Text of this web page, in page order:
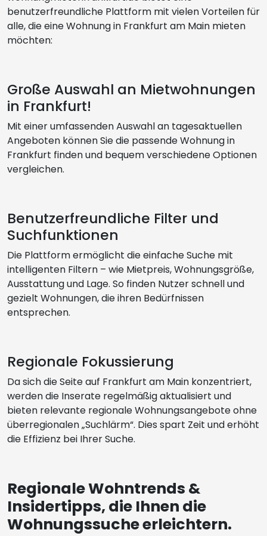
benutzerfreundliche Plattform mit vielen Vorteilen für
alle, die eine Wohnung in Frankfurt am Main mieten
möchten:
Große Auswahl an Mietwohnungen
in Frankfurt!
Mit einer umfassenden Auswahl an tagesaktuellen
Angeboten können Sie die passende Wohnung in
Frankfurt finden und bequem verschiedene Optionen
vergleichen.
Benutzerfreundliche Filter und
Suchfunktionen
Die Plattform ermöglicht die einfache Suche mit
intelligenten Filtern – wie Mietpreis, Wohnungsgröße,
Ausstattung und Lage. So finden Nutzer schnell und
gezielt Wohnungen, die ihren Bedürfnissen
entsprechen.
Regionale Fokussierung
Da sich die Seite auf Frankfurt am Main konzentriert,
werden die Inserate regelmäßig aktualisiert und
bieten relevante regionale Wohnungsangebote ohne
überregionalen „Suchlärm“. Dies spart Zeit und erhöht
die Effizienz bei Ihrer Suche.
Regionale Wohntrends &
Insidertipps, die Ihnen die
Wohnungssuche erleichtern.